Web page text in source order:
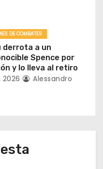
DE COMBATES
derrota a un
Spence por
y lo lleva al retiro
2026
Alessandro